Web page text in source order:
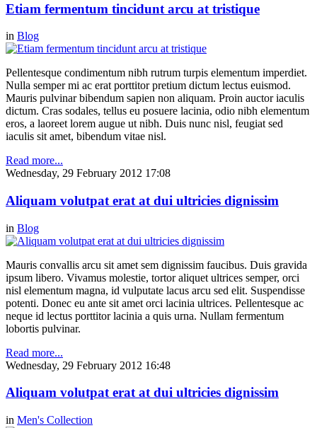
Etiam fermentum tincidunt arcu at tristique
in Blog
Pellentesque condimentum nibh rutrum turpis elementum imperdiet.
Nulla semper mi ac erat porttitor pretium dictum lectus euismod.
Mauris pulvinar bibendum sapien non aliquam. Proin auctor iaculis
dictum. Cras sodales, tellus eu posuere lacinia, odio nibh elementum
eros, a laoreet lorem augue ut nibh. Duis nunc nisl, feugiat sed
iaculis sit amet, bibendum vitae nisl.
Read more...
Wednesday, 29 February 2012 17:08
Aliquam volutpat erat at dui ultricies dignissim
in Blog
Mauris convallis arcu sit amet sem dignissim faucibus. Duis gravida
ipsum libero. Vivamus molestie, tortor aliquet ultrices semper, orci
nisl elementum magna, id vulputate lacus arcu sed elit. Suspendisse
potenti. Donec eu ante sit amet orci lacinia ultrices. Pellentesque ac
neque id lectus porttitor lacinia a quis urna. Nullam fermentum
lobortis pulvinar.
Read more...
Wednesday, 29 February 2012 16:48
Aliquam volutpat erat at dui ultricies dignissim
in Men's Collection